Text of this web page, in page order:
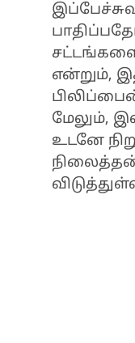
என்றும்,
மேலும்,
உடனே